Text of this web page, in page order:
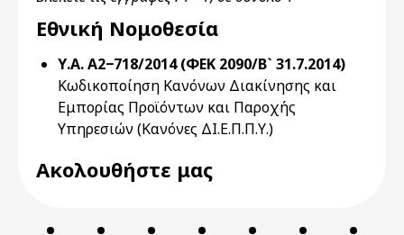
Εθνική Νομοθεσία
Υ.Α. Α2−718/2014 (ΦΕΚ 2090/Β` 31.7.2014)
Κωδικοποίηση Κανόνων Διακίνησης και
Εμπορίας Προϊόντων και Παροχής
Υπηρεσιών (Κανόνες ΔΙ.Ε.Π.Π.Υ.)
Ακολουθήστε μας